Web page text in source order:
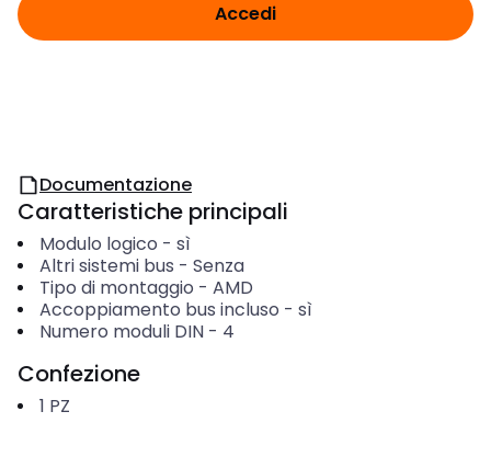
Accedi
Documentazione
Caratteristiche principali
Modulo logico - sì
Altri sistemi bus - Senza
Tipo di montaggio - AMD
Accoppiamento bus incluso - sì
Numero moduli DIN- 4
Confezione
1 PZ